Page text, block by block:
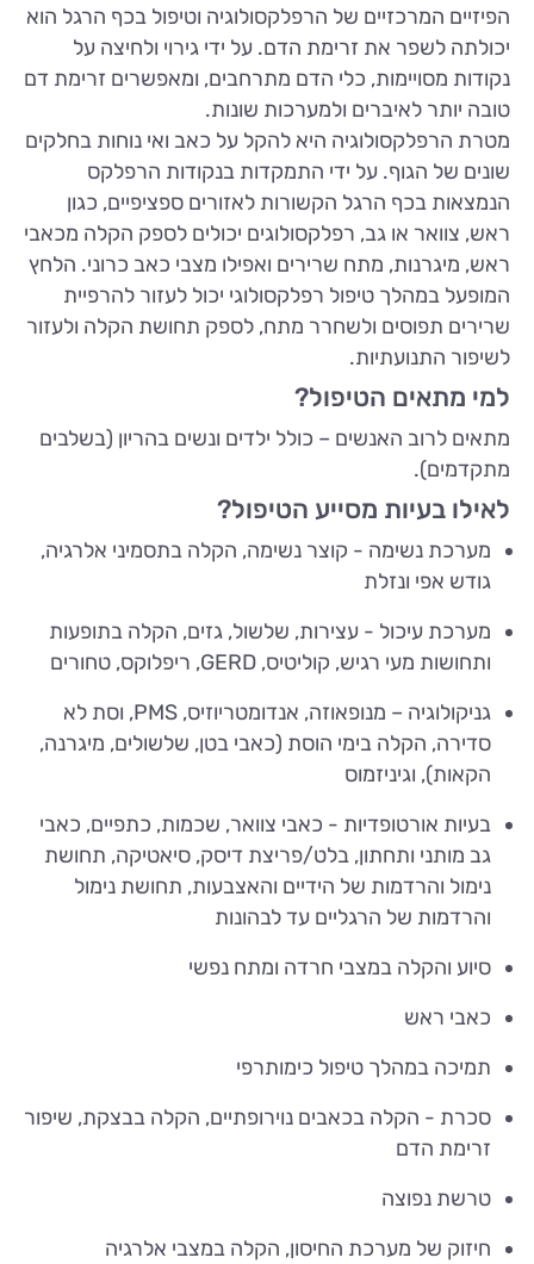
הפיזיים המרכזיים של הרפלקסולוגיה וטיפול בכף הרגל הוא
יכולתה לשפר את זרימת הדם. על ידי גירוי ולחיצה על
נקודות מסויימות, כלי הדם מתרחבים, ומאפשרים זרימת דם
טובה יותר לאיברים ולמערכות שונות.
מטרת הרפלקסולוגיה היא להקל על כאב ואי נוחות בחלקים
שונים של הגוף. על ידי התמקדות בנקודות הרפלקס
הנמצאות בכף הרגל הקשורות לאזורים ספציפיים, כגון
ראש, צוואר או גב, רפלקסולוגים יכולים לספק הקלה מכאבי
ראש, מיגרנות, מתח שרירים ואפילו מצבי כאב כרוני. הלחץ
המופעל במהלך טיפול רפלקסולוגי יכול לעזור להרפיית
שרירים תפוסים ולשחרר מתח, לספק תחושת הקלה ולעזור
לשיפור התנועתיות.
למי מתאים הטיפול?
מתאים לרוב האנשים – כולל ילדים ונשים בהריון (בשלבים
מתקדמים).
לאילו בעיות מסייע הטיפול?
מערכת נשימה - קוצר נשימה, הקלה בתסמיני אלרגיה,
גודש אפי ונזלת
מערכת עיכול - עצירות, שלשול, גזים, הקלה בתופעות
ותחושות מעי רגיש, קוליטיס, GERD, ריפלוקס, טחורים
גניקולוגיה – מנופאוזה, אנדומטריוזיס, PMS, וסת לא
סדירה, הקלה בימי הוסת (כאבי בטן, שלשולים, מיגרנה,
הקאות), וגיניזמוס
בעיות אורטופדיות - כאבי צוואר, שכמות, כתפיים, כאבי
גב מותני ותחתון, בלט/פריצת דיסק, סיאטיקה, תחושת
נימול והרדמות של הידיים והאצבעות, תחושת נימול
והרדמות של הרגליים עד לבהונות
סיוע והקלה במצבי חרדה ומתח נפשי
כאבי ראש
תמיכה במהלך טיפול כימותרפי
סכרת - הקלה בכאבים נוירופתיים, הקלה בבצקת, שיפור
זרימת הדם
טרשת נפוצה
חיזוק של מערכת החיסון, הקלה במצבי אלרגיה